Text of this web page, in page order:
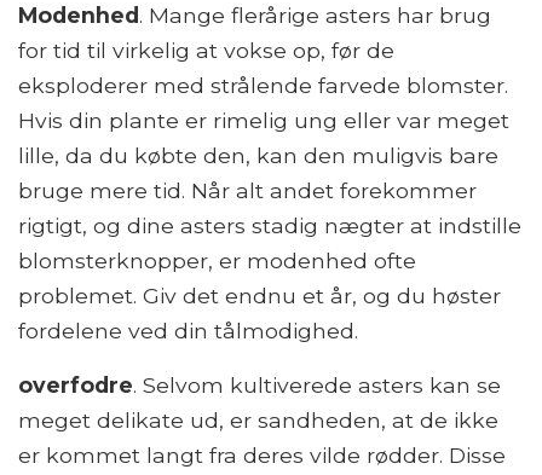
Modenhed. Mange flerårige asters har brug
for tid til virkelig at vokse op, før de
eksploderer med strålende farvede blomster.
Hvis din plante er rimelig ung eller var meget
lille, da du købte den, kan den muligvis bare
bruge mere tid. Når alt andet forekommer
rigtigt, og dine asters stadig nægter at indstille
blomsterknopper, er modenhed ofte
problemet. Giv det endnu et år, og du høster
fordelene ved din tålmodighed.
overfodre. Selvom kultiverede asters kan se
meget delikate ud, er sandheden, at de ikke
er kommet langt fra deres vilde rødder. Disse